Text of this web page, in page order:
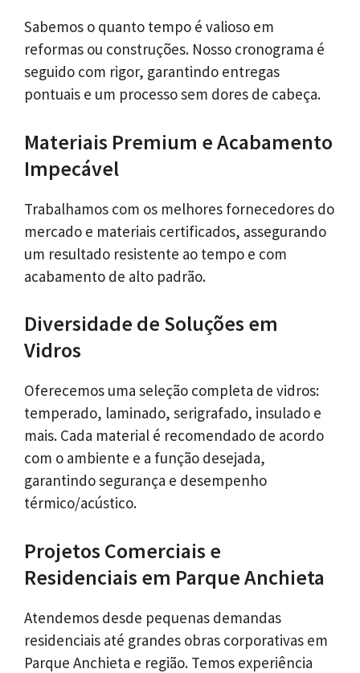
Sabemos o quanto tempo é valioso em
reformas ou construções. Nosso cronograma é
seguido com rigor, garantindo entregas
pontuais e um processo sem dores de cabeça.
Materiais Premium e Acabamento
Impecável
Trabalhamos com os melhores fornecedores do
mercado e materiais certificados, assegurando
um resultado resistente ao tempo e com
acabamento de alto padrão.
Diversidade de Soluções em
Vidros
Oferecemos uma seleção completa de vidros:
temperado, laminado, serigrafado, insulado e
mais. Cada material é recomendado de acordo
com o ambiente e a função desejada,
garantindo segurança e desempenho
térmico/acústico.
Projetos Comerciais e
Residenciais em Parque Anchieta
Atendemos desde pequenas demandas
residenciais até grandes obras corporativas em
Parque Anchieta e região. Temos experiência